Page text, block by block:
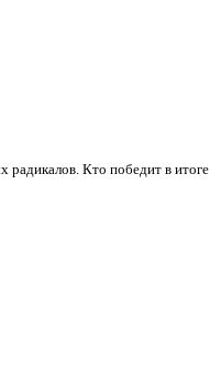
Кто победит в итоге